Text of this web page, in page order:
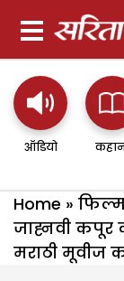
ऑडियो
Home »
जाह्नवी कपूर
मराठी मूवीज